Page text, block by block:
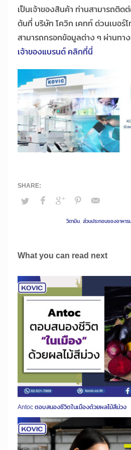
เป็นเจ้าของสินค้า ท่านสามารถติด
ต้นที่ บริษัท โควิก เคทท์ ด่วนเบอร์
สามารถกรอกข้อมูลต่าง ๆ ผ่านทาง
เจ้าของแบรนด์ คลิกที่นี่
วิตามิน, ส่วนประกอบของอาหาร
What you can read next
Antoc ตอบสนองชีวิตในเมืองด้วยผลไม้สีม่วง